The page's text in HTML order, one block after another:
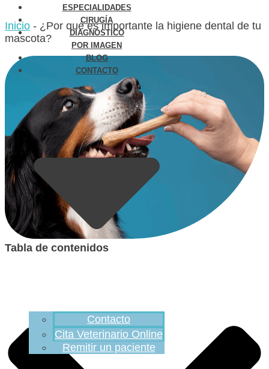
ESPECIALIDADES
CIRUGÍA
DIAGNÓSTICO
POR IMAGEN
BLOG
CONTACTO
Contacto
Cita Veterinario Online
Remitir un paciente
Inicio - ¿Por qué es importante la higiene dental de tu
mascota?
Tabla de contenidos